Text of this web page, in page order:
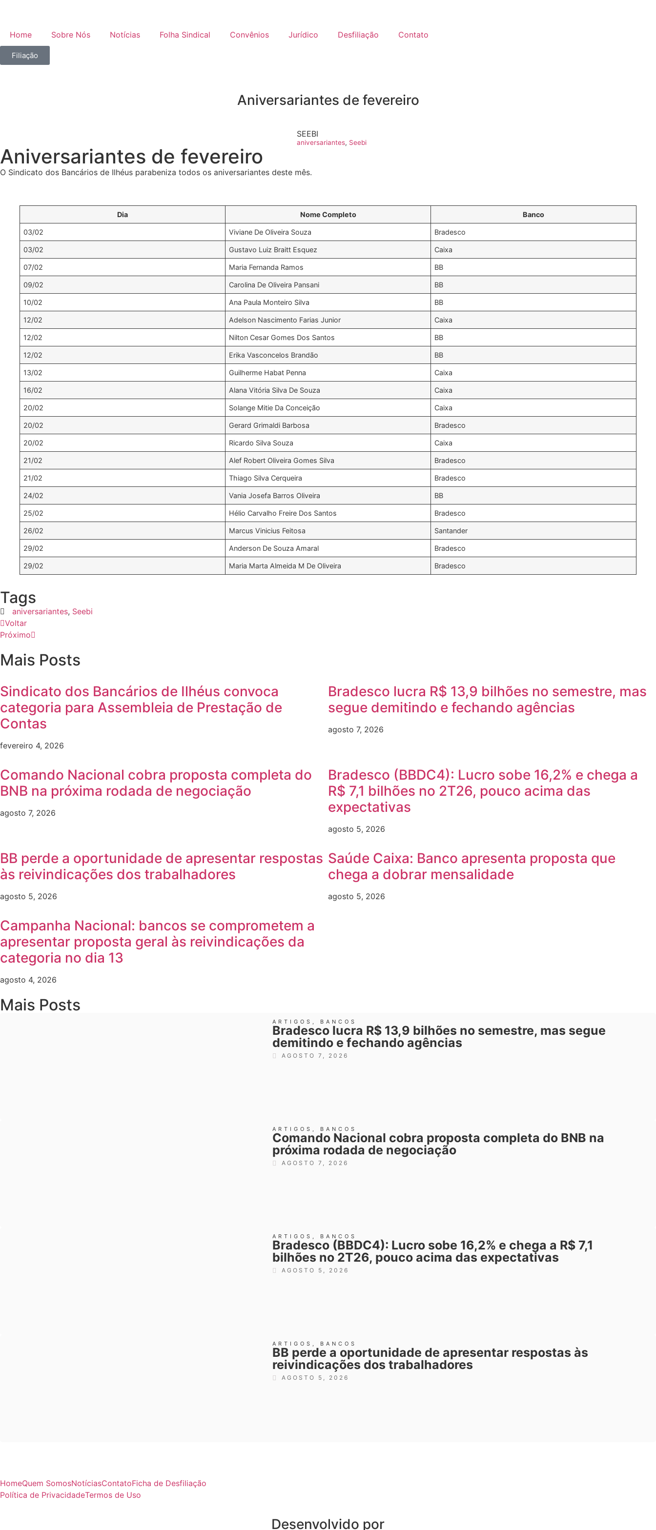
Home Sobre Nós Notícias Folha Sindical Convênios Jurídico Desfiliação Contato
Filiação
Aniversariantes de fevereiro
SEEBI
aniversariantes, Seebi
Aniversariantes de fevereiro
O Sindicato dos Bancários de Ilhéus parabeniza todos os aniversariantes deste mês.
Dia Nome Completo Banco
03/02 Viviane De Oliveira Souza Bradesco
03/02 Gustavo Luiz Braitt Esquez Caixa
07/02 Maria Fernanda Ramos BB
09/02 Carolina De Oliveira Pansani BB
10/02 Ana Paula Monteiro Silva BB
12/02 Adelson Nascimento Farias Junior Caixa
12/02 Nilton Cesar Gomes Dos Santos BB
12/02 Erika Vasconcelos Brandão BB
13/02 Guilherme Habat Penna Caixa
16/02 Alana Vitória Silva De Souza Caixa
20/02 Solange Mitie Da Conceição Caixa
20/02 Gerard Grimaldi Barbosa Bradesco
20/02 Ricardo Silva Souza Caixa
21/02 Alef Robert Oliveira Gomes Silva Bradesco
21/02 Thiago Silva Cerqueira Bradesco
24/02 Vania Josefa Barros Oliveira BB
25/02 Hélio Carvalho Freire Dos Santos Bradesco
26/02 Marcus Vinicius Feitosa Santander
29/02 Anderson De Souza Amaral Bradesco
29/02 Maria Marta Almeida M De Oliveira Bradesco
Tags
aniversariantes, Seebi
Voltar
Próximo
Mais Posts
Sindicato dos Bancários de Ilhéus convoca
categoria para Assembleia de Prestação de
Contas
fevereiro 4, 2026
Bradesco lucra R$ 13,9 bilhões no semestre, mas
segue demitindo e fechando agências
agosto 7, 2026
Comando Nacional cobra proposta completa do
BNB na próxima rodada de negociação
agosto 7, 2026
Bradesco (BBDC4): Lucro sobe 16,2% e chega a
R$ 7,1 bilhões no 2T26, pouco acima das
expectativas
agosto 5, 2026
BB perde a oportunidade de apresentar respostas
às reivindicações dos trabalhadores
agosto 5, 2026
Saúde Caixa: Banco apresenta proposta que
chega a dobrar mensalidade
agosto 5, 2026
Campanha Nacional: bancos se comprometem a
apresentar proposta geral às reivindicações da
categoria no dia 13
agosto 4, 2026
Mais Posts
ARTIGOS , BANCOS
Bradesco lucra R$ 13,9 bilhões no semestre, mas segue
demitindo e fechando agências
AGOSTO 7, 2026
ARTIGOS , BANCOS
Comando Nacional cobra proposta completa do BNB na
próxima rodada de negociação
AGOSTO 7, 2026
ARTIGOS , BANCOS
Bradesco (BBDC4): Lucro sobe 16,2% e chega a R$ 7,1
bilhões no 2T26, pouco acima das expectativas
AGOSTO 5, 2026
ARTIGOS , BANCOS
BB perde a oportunidade de apresentar respostas às
reivindicações dos trabalhadores
AGOSTO 5, 2026
HomeQuem SomosNotíciasContatoFicha de Desfiliação
Política de PrivacidadeTermos de Uso
Desenvolvido por